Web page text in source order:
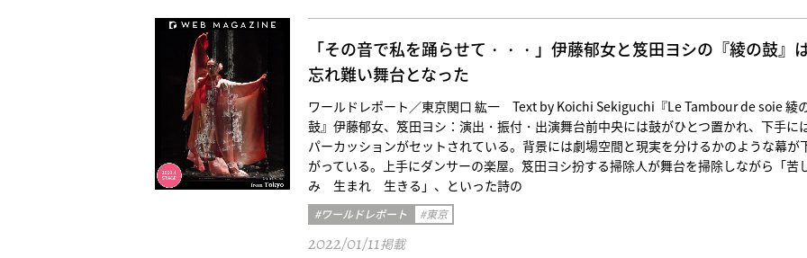
「その音で私を踊らせて・・・」伊藤郁女と笈田ヨシの『綾の鼓』
忘れ難い舞台となった
ワールドレポート／東京関口 紘一 Text by Koichi Sekiguchi『Le Tambour de soie 綾
鼓』伊藤郁女、笈田ヨシ：演出・振付・出演舞台前中央には鼓がひとつ置かれ、下手に
パーカッションがセットされている。背景には劇場空間と現実を分けるかのような幕が
がっている。上手にダンサーの楽屋。笈田ヨシ扮する掃除人が舞台を掃除しながら「苦
み 生まれ 生きる」、といった詩の
#ワールドレポート #東京
2022/01/11掲載